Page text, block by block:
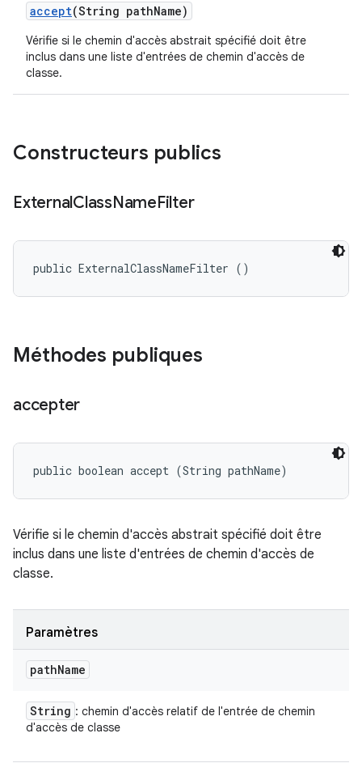
accept(String pathName)
Vérifie si le chemin d'accès abstrait spécifié doit être
inclus dans une liste d'entrées de chemin d'accès de
classe.
Constructeurs publics
ExternalClassNameFilter
public ExternalClassNameFilter ()
Méthodes publiques
accepter
public boolean accept (String pathName)
Vérifie si le chemin d'accès abstrait spécifié doit être
inclus dans une liste d'entrées de chemin d'accès de
classe.
Paramètres
pathName
String : chemin d'accès relatif de l'entrée de chemin
d'accès de classe